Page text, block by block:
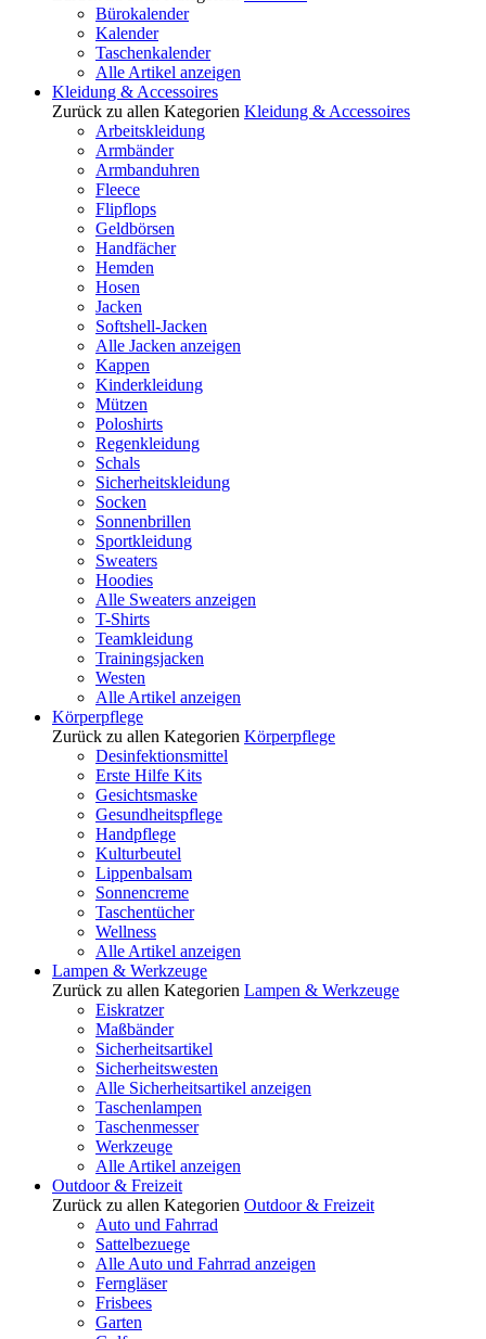
Bürokalender
Kalender
Taschenkalender
Alle Artikel anzeigen
Kleidung & Accessoires
Zurück zu allen Kategorien Kleidung & Accessoires
Arbeitskleidung
Armbänder
Armbanduhren
Fleece
Flipflops
Geldbörsen
Handfächer
Hemden
Hosen
Jacken
Softshell-Jacken
Alle Jacken anzeigen
Kappen
Kinderkleidung
Mützen
Poloshirts
Regenkleidung
Schals
Sicherheitskleidung
Socken
Sonnenbrillen
Sportkleidung
Sweaters
Hoodies
Alle Sweaters anzeigen
T-Shirts
Teamkleidung
Trainingsjacken
Westen
Alle Artikel anzeigen
Körperpflege
Zurück zu allen Kategorien Körperpflege
Desinfektionsmittel
Erste Hilfe Kits
Gesichtsmaske
Gesundheitspflege
Handpflege
Kulturbeutel
Lippenbalsam
Sonnencreme
Taschentücher
Wellness
Alle Artikel anzeigen
Lampen & Werkzeuge
Zurück zu allen Kategorien Lampen & Werkzeuge
Eiskratzer
Maßbänder
Sicherheitsartikel
Sicherheitswesten
Alle Sicherheitsartikel anzeigen
Taschenlampen
Taschenmesser
Werkzeuge
Alle Artikel anzeigen
Outdoor & Freizeit
Zurück zu allen Kategorien Outdoor & Freizeit
Auto und Fahrrad
Sattelbezuege
Alle Auto und Fahrrad anzeigen
Ferngläser
Frisbees
Garten